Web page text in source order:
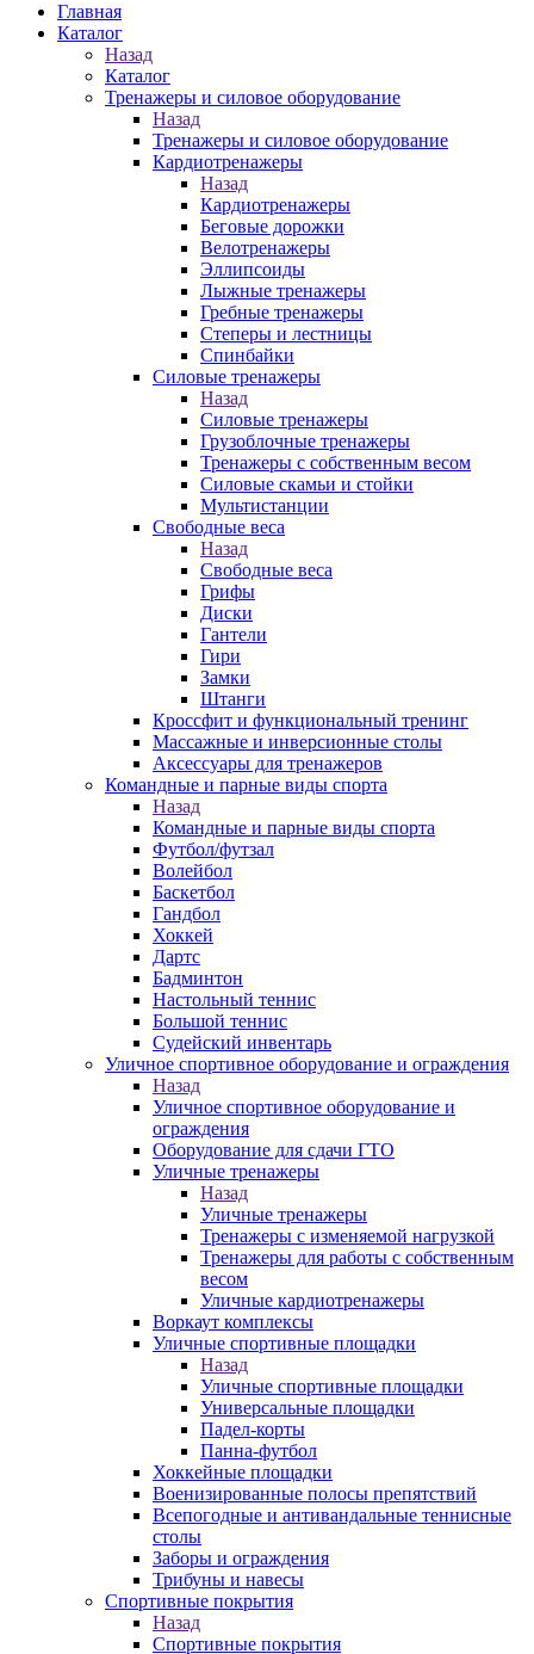
Главная
Каталог
Назад
Каталог
Тренажеры и силовое оборудование
Назад
Тренажеры и силовое оборудование
Кардиотренажеры
Назад
Кардиотренажеры
Беговые дорожки
Велотренажеры
Эллипсоиды
Лыжные тренажеры
Гребные тренажеры
Степеры и лестницы
Спинбайки
Силовые тренажеры
Назад
Силовые тренажеры
Грузоблочные тренажеры
Тренажеры с собственным весом
Силовые скамьи и стойки
Мультистанции
Свободные веса
Назад
Свободные веса
Грифы
Диски
Гантели
Гири
Замки
Штанги
Кроссфит и функциональный тренинг
Массажные и инверсионные столы
Аксессуары для тренажеров
Командные и парные виды спорта
Назад
Командные и парные виды спорта
Футбол/футзал
Волейбол
Баскетбол
Гандбол
Хоккей
Дартс
Бадминтон
Настольный теннис
Большой теннис
Судейский инвентарь
Уличное спортивное оборудование и ограждения
Назад
Уличное спортивное оборудование и
ограждения
Оборудование для сдачи ГТО
Уличные тренажеры
Назад
Уличные тренажеры
Тренажеры с изменяемой нагрузкой
Тренажеры для работы с собственным
весом
Уличные кардиотренажеры
Воркаут комплексы
Уличные спортивные площадки
Назад
Уличные спортивные площадки
Универсальные площадки
Падел-корты
Панна-футбол
Хоккейные площадки
Военизированные полосы препятствий
Всепогодные и антивандальные теннисные
столы
Заборы и ограждения
Трибуны и навесы
Спортивные покрытия
Назад
Спортивные покрытия